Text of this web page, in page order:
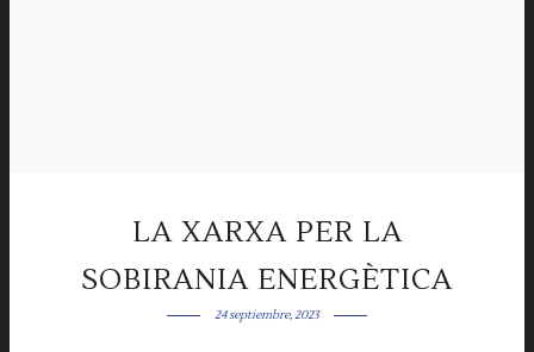
LA XARXA PER LA
SOBIRANIA ENERGÈTICA
24 septiembre, 2023